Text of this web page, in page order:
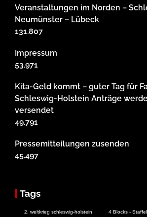
Veranstaltungen im Norden –
Neumünster – Lübeck
131.807
Impressum
53.971
Kita-Geld kommt – guter Tag für
Schleswig-Holstein Anträge
versendet
49.791
Pressemitteilungen zusenden
45.497
Tags
2. weltkrieg schleswig-holstein 4 Blocks -